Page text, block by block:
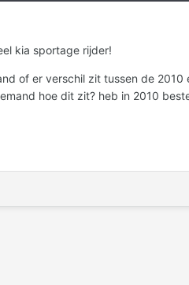
kia sportage rijder!
of er verschil zit tussen de
hoe dit zit? heb in 2010